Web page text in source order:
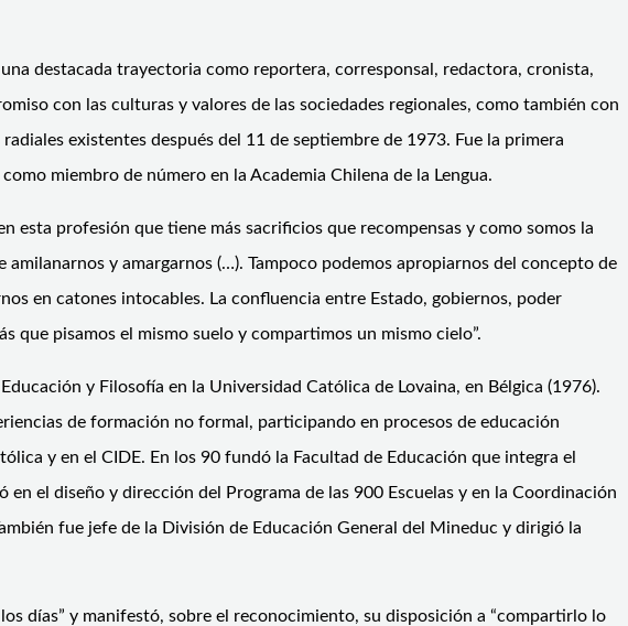
destacada trayectoria como reportera, corresponsal, redactora, cronista,
con las culturas y valores de las sociedades regionales, como también con
existentes después del 11 de septiembre de 1973. Fue la primera
miembro de número en la Academia Chilena de la Lengua.
esta profesión que tiene más sacrificios que recompensas y como somos la
y amargarnos (…). Tampoco podemos apropiarnos del concepto de
en catones intocables. La confluencia entre Estado, gobiernos, poder
que pisamos el mismo suelo y compartimos un mismo cielo”.
y Filosofía en la Universidad Católica de Lovaina, en Bélgica (1976).
de formación no formal, participando en procesos de educación
y en el CIDE. En los 90 fundó la Facultad de Educación que integra el
el diseño y dirección del Programa de las 900 Escuelas y en la Coordinación
fue jefe de la División de Educación General del Mineduc y dirigió la
días” y manifestó, sobre el reconocimiento, su disposición a “compartirlo lo